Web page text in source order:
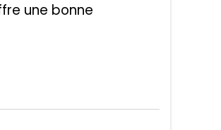
une bonne